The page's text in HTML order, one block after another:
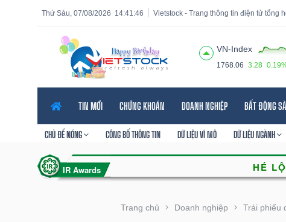
14:41:48
Thứ Sáu, 07/08/2026 Vietstock - Trang thông tin điện tử tổng
VN-Index
1768.06 3.28
TIN MỚI CHỨNG KHOÁN DOANH NGHIỆP BẤT ĐỘNG
CHỦ ĐỀ NÓNG CÔNG BỐ THÔNG TIN DỮ LIỆU VĨ MÔ DỮ LIỆU NGÀNH
Trang chủ Doanh nghiệp Trái phiếu
Tính năng
năng
VIETSTOCK